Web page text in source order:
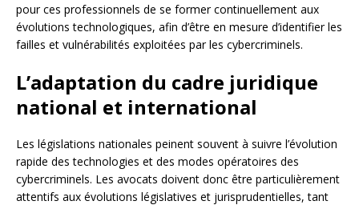
pour ces professionnels de se former continuellement aux
évolutions technologiques, afin d’être en mesure d’identifier les
failles et vulnérabilités exploitées par les cybercriminels.
L’adaptation du cadre juridique
national et international
Les législations nationales peinent souvent à suivre l’évolution
rapide des technologies et des modes opératoires des
cybercriminels. Les avocats doivent donc être particulièrement
attentifs aux évolutions législatives et jurisprudentielles, tant